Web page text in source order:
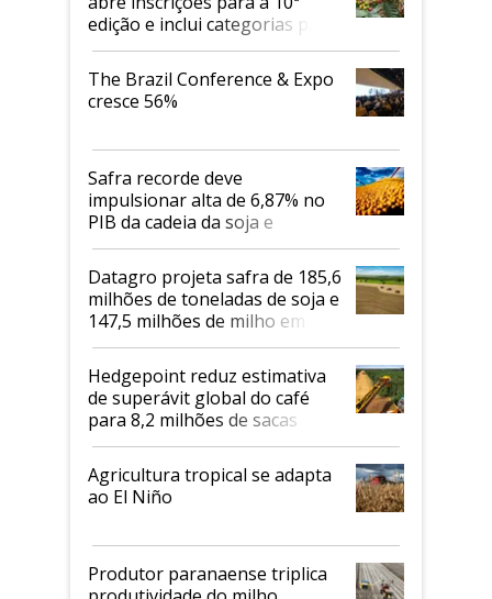
edição e inclui categorias para
cafés Canephora
The Brazil Conference & Expo
cresce 56%
Safra recorde deve
impulsionar alta de 6,87% no
PIB da cadeia da soja e
biodiesel em 2026
Datagro projeta safra de 185,6
milhões de toneladas de soja e
147,5 milhões de milho em
2026/27
Hedgepoint reduz estimativa
de superávit global do café
para 8,2 milhões de sacas
Agricultura tropical se adapta
ao El Niño
Produtor paranaense triplica